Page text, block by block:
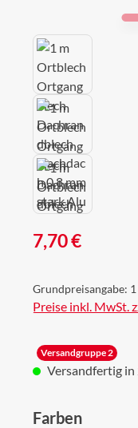
Regulärer Preis:
7,70 €
Grundpreisangabe:
Preise inkl. MwSt.
Versandgruppe 2
Versandfertig in
Farben